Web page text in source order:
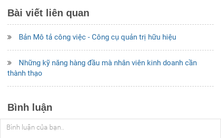
Bài viết liên quan
Bản Mô tả công việc - Công cụ quản trị hữu hiệu
Những kỹ năng hàng đầu mà nhân viên kinh doanh cần
thành thạo
Bình luận